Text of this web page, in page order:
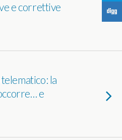
e correttive
la
e
F